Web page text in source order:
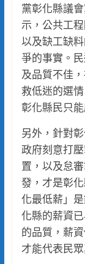
黨彰化縣議
示，公共工
以及缺工缺
爭的事實。
及品質不佳
救低迷的選
彰化縣民只
另外，針對
政府刻意打
置，以及怠
發，才是彰
化最低薪」
化縣的薪資
的品質，薪
才能代表民